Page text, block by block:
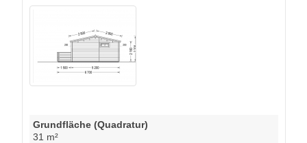
Grundfläche (Quadratur)
31 m²